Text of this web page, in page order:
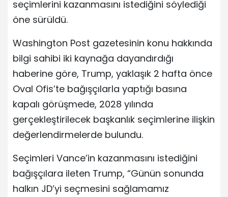
seçimlerini kazanmasını istediğini söylediği
öne sürüldü.
Washington Post gazetesinin konu hakkında
bilgi sahibi iki kaynağa dayandırdığı
haberine göre, Trump, yaklaşık 2 hafta önce
Oval Ofis’te bağışçılarla yaptığı basına
kapalı görüşmede, 2028 yılında
gerçekleştirilecek başkanlık seçimlerine ilişkin
değerlendirmelerde bulundu.
Seçimleri Vance’in kazanmasını istediğini
bağışçılara ileten Trump, “Günün sonunda
halkın JD’yi seçmesini sağlamamız